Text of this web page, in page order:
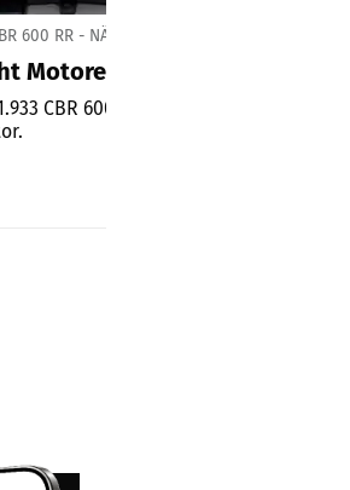
600 RR - NÄCHSTE PHASE
Motoren der „kleinen Blade“
CBR 600 RR - manche bekommen